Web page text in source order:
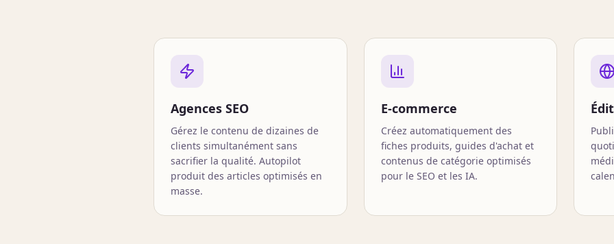
Agences SEO
Gérez le contenu de dizaines de
clients simultanément sans
sacrifier la qualité. Autopilot
produit des articles optimisés en
masse.
E-commerce
Créez automatiquement des
fiches produits, guides d'achat et
contenus de catégorie optimisés
pour le SEO et les IA.